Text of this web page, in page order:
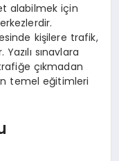
alabilmek için
kişilere trafik,
sınavlara
çıkmadan
temel eğitimleri